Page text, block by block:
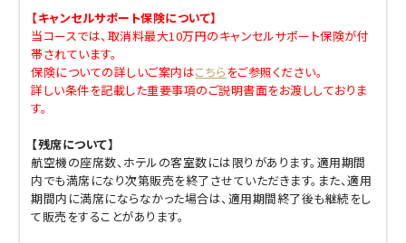
【キャンセルサポート保険について】
当コースでは、取消料最大10万円のキャンセルサポート保険が付
帯されています。
保険についての詳しいご案内はこちらをご参照ください。
詳しい条件を記載した重要事項のご説明書面をお渡ししておりま
す。
【残席について】
航空機の座席数、ホテルの客室数には限りがあります。適用期間
内でも満席になり次第販売を終了させていただきます。また、適用
期間内に満席にならなかった場合は、適用期間終了後も継続をし
て販売をすることがあります。